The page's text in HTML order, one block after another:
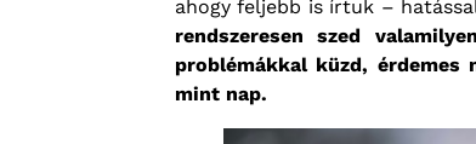
ahogy feljebb is írtuk –
rendszeresen szed
problémákkal küzd, érdemes
mint nap.